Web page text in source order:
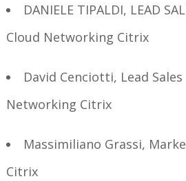
DANIELE TIPALDI, LEAD
Cloud Networking Citrix
David Cenciotti, Lead
Networking Citrix
Massimiliano Grassi,
Citrix